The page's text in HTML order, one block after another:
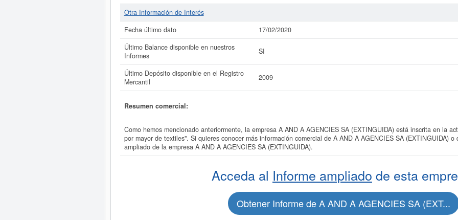
Otra Información de Interés
Fecha último dato
17/02/2020
Último Balance disponible en nuestros
Informes
SI
Último Depósito disponible en el Registro
Mercantil
2009
Resumen comercial:
Como hemos mencionado anteriormente, la empresa A AND A AGENCIES SA (EXTINGUIDA) está inscrita en la
por mayor de textiles". Si quieres conocer más información comercial de A AND A AGENCIES SA (EXTINGUIDA)
ampliado de la empresa A AND A AGENCIES SA (EXTINGUIDA).
Acceda al Informe ampliado de esta
Obtener Informe de A AND A AGENCIES SA (EXT...